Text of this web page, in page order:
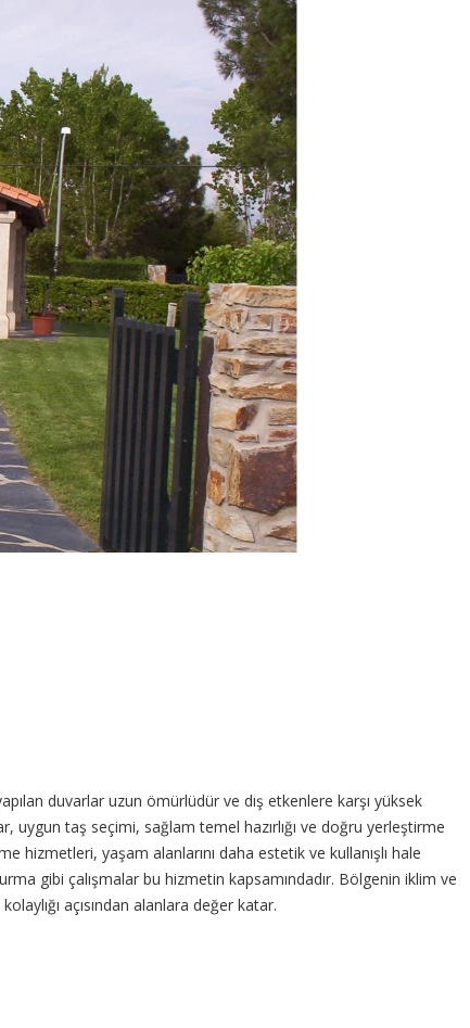
duvarlar uzun ömürlüdür ve dış etkenlere karşı yüksek
taş seçimi, sağlam temel hazırlığı ve doğru yerleştirme
hizmetleri, yaşam alanlarını daha estetik ve kullanışlı hale
gibi çalışmalar bu hizmetin kapsamındadır. Bölgenin iklim ve
açısından alanlara değer katar.